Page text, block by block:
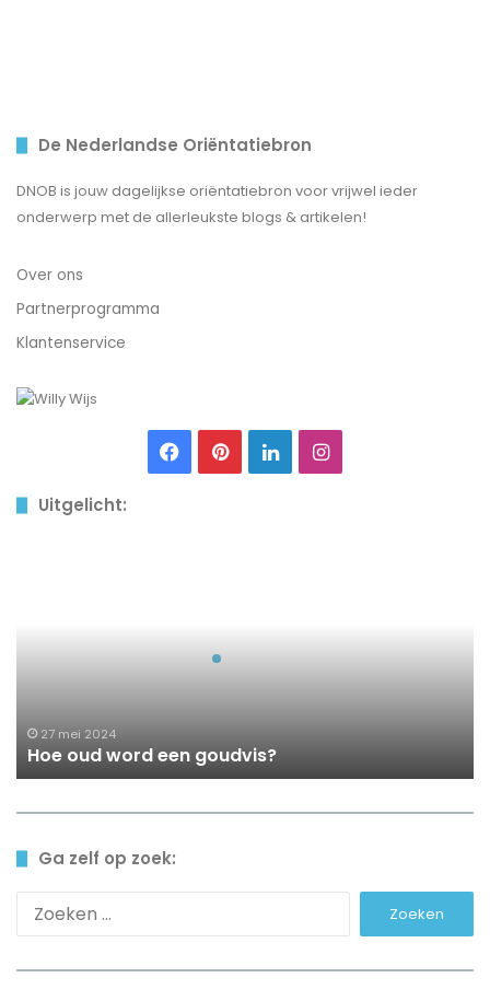
De Nederlandse Oriëntatiebron
DNOB is jouw dagelijkse oriëntatiebron voor vrijwel ieder
onderwerp met de allerleukste blogs & artikelen!
Over ons
Partnerprogramma
Klantenservice
Facebook
PinterestLinkedInInstagram
Uitgelicht:
27 mei 2024
Hoe oud word een goudvis?
Ga zelf op zoek: